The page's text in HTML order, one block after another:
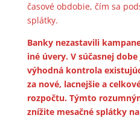
časové obdobie, čím sa
splátky.
Banky nezastavili
iné úvery. V súčasnej
výhodná kontrola
za nové, lacnejšie a
rozpočtu. Týmto
znížite mesačné splátky